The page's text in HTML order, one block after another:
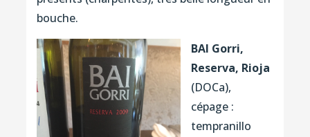
bouche.
BAI Gorri,
Reserva, Rioja
(DOCa),
cépage :
tempranillo